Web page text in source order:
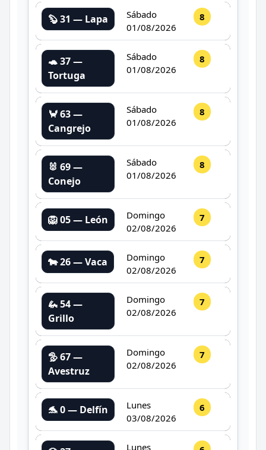
🦫 31 — Lapa
Sábado
01/08/2026
8
🐢 37 —
Tortuga
Sábado
01/08/2026
8
🦀 63 —
Cangrejo
Sábado
01/08/2026
8
🐰 69 —
Conejo
Sábado
01/08/2026
8
🦁 05 — León
Domingo
02/08/2026
7
🐄 26 — Vaca
Domingo
02/08/2026
7
🦗 54 —
Grillo
Domingo
02/08/2026
7
🦤 67 —
Avestruz
Domingo
02/08/2026
7
🐬 0 — Delfín
Lunes
03/08/2026
6
Lunes